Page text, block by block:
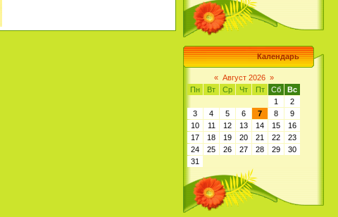
Календарь
« Август 2026 »
Пн
Вт Ср Чт Пт Сб
Вс
1
2
3
4 5 6 7 8
9
10
11 12 13 14 15
16
17
18 19 20 21 22
23
24
25 26 27 28 29
30
31